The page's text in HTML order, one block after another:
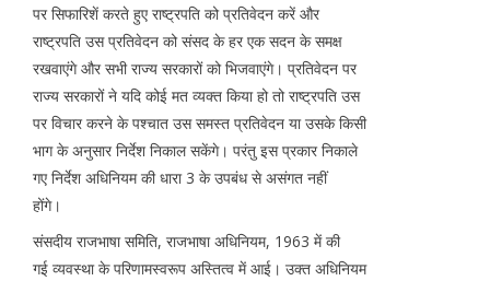
पर सिफारिशें करते हुए राष्ट्रपति को प्रतिवेदन करें और
राष्ट्रपति उस प्रतिवेदन को संसद के हर एक सदन के समक्ष
रखवाएंगे और सभी राज्य सरकारों को भिजवाएंगे। प्रतिवेदन पर
राज्य सरकारों ने यदि कोई मत व्यक्त किया हो तो राष्ट्रपति उस
पर विचार करने के पश्चात उस समस्त प्रतिवेदन या उसके किसी
भाग के अनुसार निर्देश निकाल सकेंगे। परंतु इस प्रकार निकाले
गए निर्देश अधिनियम की धारा 3 के उपबंध से असंगत नहीं
होंगे।
संसदीय राजभाषा समिति, राजभाषा अधिनियम, 1963 में की
गई व्यवस्था के परिणामस्वरूप अस्तित्व में आई। उक्त अधिनियम